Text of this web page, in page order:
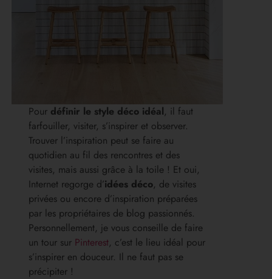
Pour définir le style déco idéal, il faut
farfouiller, visiter, s’inspirer et observer.
Trouver l’inspiration peut se faire au
quotidien au fil des rencontres et des
visites, mais aussi grâce à la toile ! Et oui,
Internet regorge d’idées déco, de visites
privées ou encore d’inspiration préparées
par les propriétaires de blog passionnés.
Personnellement, je vous conseille de faire
un tour sur Pinterest, c’est le lieu idéal pour
s’inspirer en douceur. Il ne faut pas se
précipiter !